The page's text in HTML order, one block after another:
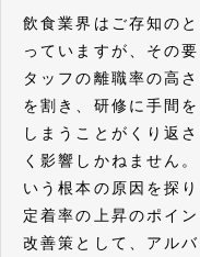
飲食業界はご存知の
っていますが、その
タッフの離職率の高
を割き、研修に手間
しまうことがくり返
く影響しかねません
いう根本の原因を探
定着率の上昇のポイ
改善策として、アル